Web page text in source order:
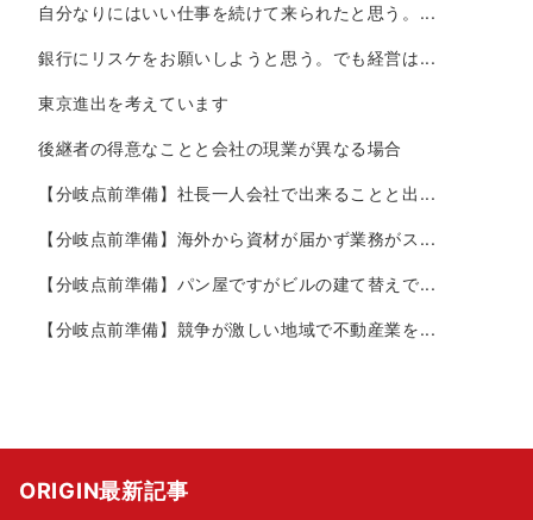
自分なりにはいい仕事を続けて来られたと思う。...
銀行にリスケをお願いしようと思う。でも経営は...
東京進出を考えています
後継者の得意なことと会社の現業が異なる場合
【分岐点前準備】社長一人会社で出来ることと出...
【分岐点前準備】海外から資材が届かず業務がス...
【分岐点前準備】パン屋ですがビルの建て替えで...
【分岐点前準備】競争が激しい地域で不動産業を...
ORIGIN最新記事